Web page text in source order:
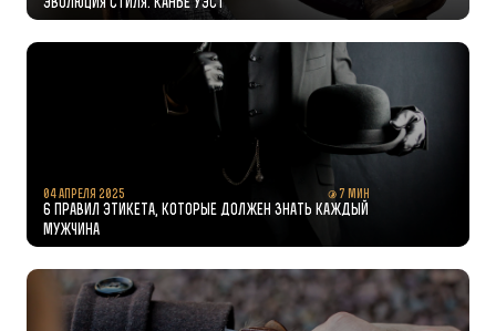
Эволюция стиля. Канье Уэст
04 апреля 2025 7 мин
6 правил этикета, которые должен знать каждый
мужчина